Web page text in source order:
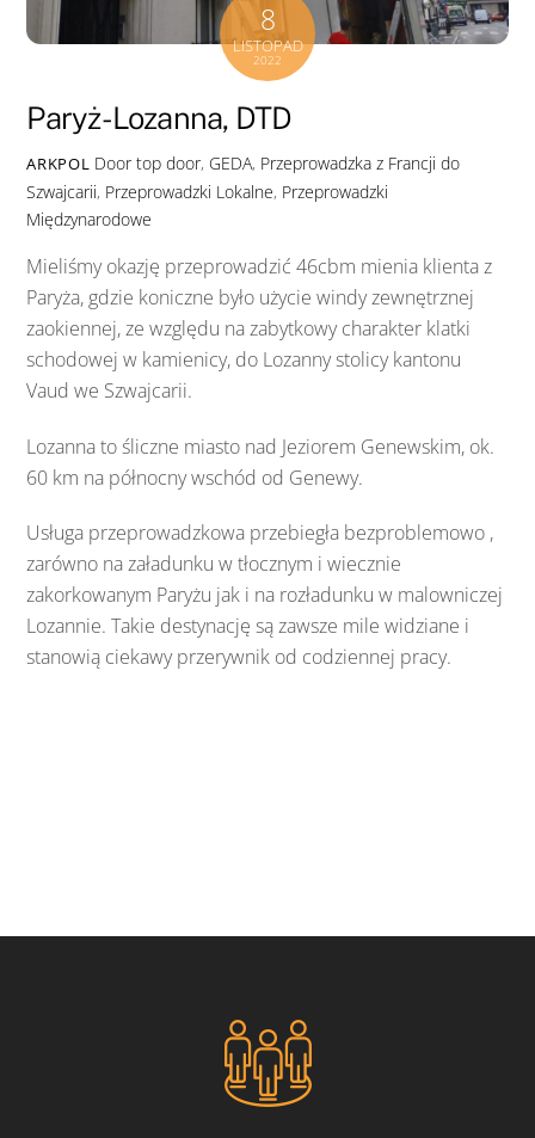
8
LISTOPAD
2022
Paryż-Lozanna, DTD
ARKPOL Door top door, GEDA, Przeprowadzka z Francji do
Szwajcarii, Przeprowadzki Lokalne, Przeprowadzki
Międzynarodowe
Mieliśmy okazję przeprowadzić 46cbm mienia klienta z
Paryża, gdzie koniczne było użycie windy zewnętrznej
zaokiennej, ze względu na zabytkowy charakter klatki
schodowej w kamienicy, do Lozanny stolicy kantonu
Vaud we Szwajcarii.
Lozanna to śliczne miasto nad Jeziorem Genewskim, ok.
60 km na północny wschód od Genewy.
Usługa przeprowadzkowa przebiegła bezproblemowo ,
zarówno na załadunku w tłocznym i wiecznie
zakorkowanym Paryżu jak i na rozładunku w malowniczej
Lozannie. Takie destynację są zawsze mile widziane i
stanowią ciekawy przerywnik od codziennej pracy.